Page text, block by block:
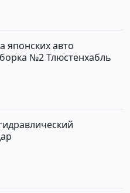
японских авто
№2 Тлюстенхабль